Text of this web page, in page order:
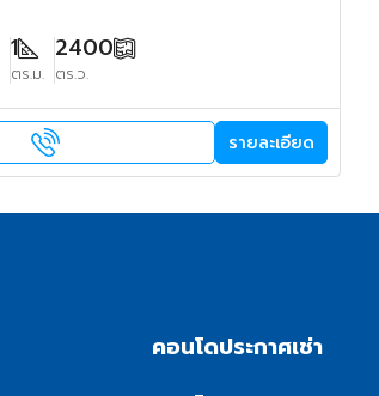
1
ตร.ม.
2400
ตร.ว.
รายละเอียด
คอนโดประกาศเช่า